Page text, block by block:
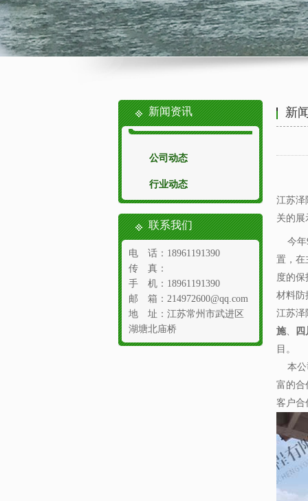
新闻资讯
公司动态
行业动态
联系我们
电 话：18961191390
传 真：
手 机：18961191390
邮 箱：214972600@qq.com
地 址：江苏常州市武进区
湖塘北庙桥
新
江苏泽
关的展
今年
置，在
度的保
材料防
江苏泽
施、
目。
本公
富的合
客户合